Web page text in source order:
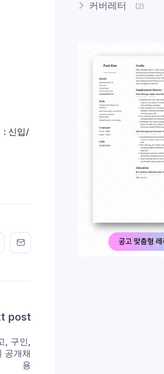
: 신입/
on Twitter
Share this on GMail
Share this on EMail
post
, 구인,
공개채
용
커버레터 (2)